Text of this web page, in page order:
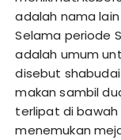
adalah nama
Selama periode
adalah umum
disebut
makan sambil
terlipat di bawah
menemukan